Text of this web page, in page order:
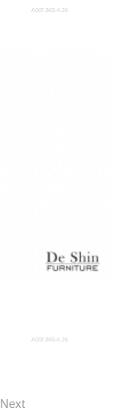
A007.865-4.26
A007.865-5.26
Next